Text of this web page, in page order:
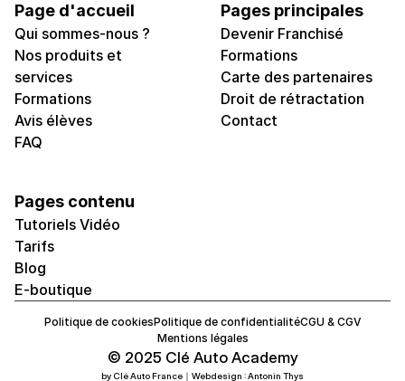
Page d'accueil
Qui sommes-nous ?
Nos produits et
services
Formations
Avis élèves
FAQ
Pages principales
Devenir Franchisé
Formations
Carte des partenaires
Droit de rétractation
Contact
Pages contenu
Tutoriels Vidéo
Tarifs
Blog
E-boutique
© 2025 Clé Auto Academy
by Clé Auto France｜Webdesign : Antonin Thys
Politique de cookiesPolitique de confidentialitéCGU & CGV
Mentions légales